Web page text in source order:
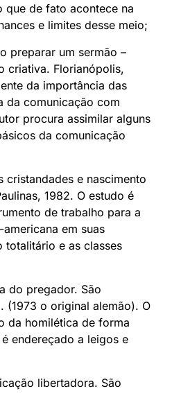
que de fato acontece na
e limites desse meio;
preparar um sermão –
criativa. Florianópolis,
da importância das
da comunicação com
procura assimilar alguns
da comunicação
cristandades e nascimento
1982. O estudo é
de trabalho para a
em suas
totalitário e as classes
do pregador. São
(1973 o original alemão). O
da homilética de forma
endereçado a leigos e
libertadora. São